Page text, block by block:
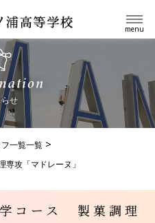
menu
せ
一覧一覧
攻「マドレーヌ」
コース 製菓調理